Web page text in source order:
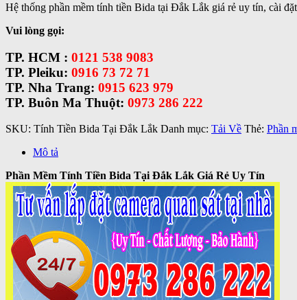
Hệ thống phần mềm tính tiền Bida tại Đắk Lắk giá rẻ uy tín, cài
Vui lòng gọi:
TP. HCM : 0121 538 9083
TP. Pleiku: 0916 73 72 71
TP. Nha Trang: 0915 623 979
TP. Buôn Ma Thuột: 0973 286 222
SKU: Tính Tiền Bida Tại Đắk Lắk Danh mục: Tải Về Thẻ: Phần
Mô tả
Phần Mềm Tính Tiền Bida Tại Đắk Lắk Giá Rẻ Uy Tín